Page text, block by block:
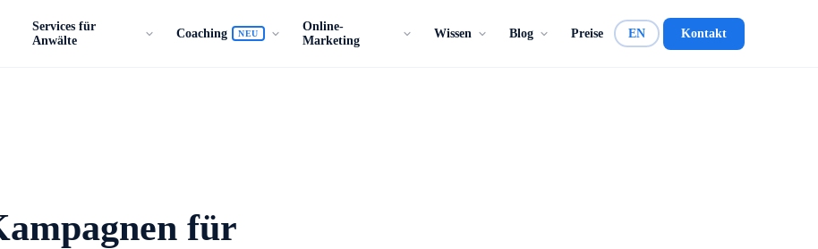
Services für
Anwälte
Coaching NEU
Online-
Marketing
Wissen Blog Preise EN Kontakt
für